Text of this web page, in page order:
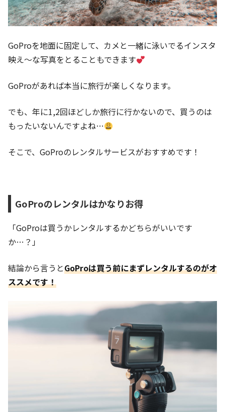
GoProを地面に固定して、カメと一緒に泳いでるインスタ
映え〜な写真をとることもできます
GoProがあれば本当に旅行が楽しくなります。
でも、年に1,2回ほどしか旅行に行かないので、買うのは
もったいないんですよね…
そこで、GoProのレンタルサービスがおすすめです！
GoProのレンタルはかなりお得
「GoProは買うかレンタルするかどちらがいいです
か…？」
結論から言うとGoProは買う前にまずレンタルするのがオ
ススメです！